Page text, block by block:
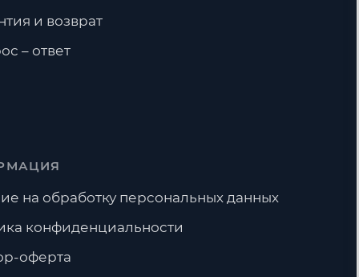
и возврат
– ответ
на обработку персональных данных
конфиденциальности
оферта